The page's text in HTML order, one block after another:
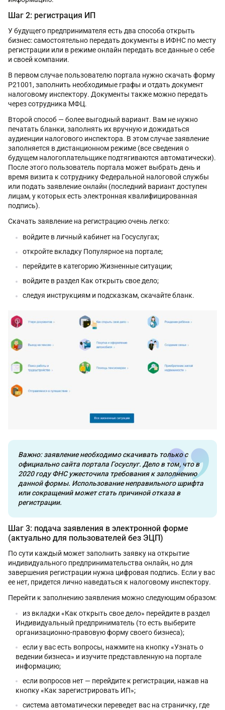
Шаг 2: регистрация ИП
У будущего предпринимателя есть два способа открыть
бизнес: самостоятельно передать документы в ИФНС по месту
регистрации или в режиме онлайн передать все данные о себе
и своей компании.
В первом случае пользователю портала нужно скачать форму
Р21001, заполнить необходимые графы и отдать документ
налоговому инспектору. Документы также можно передать
через сотрудника МФЦ.
Второй способ — более выгодный вариант. Вам не нужно
печатать бланки, заполнять их вручную и дожидаться
аудиенции налогового инспектора. В этом случае заявление
заполняется в дистанционном режиме (все сведения о
будущем налогоплательщике подтягиваются автоматически).
После этого пользователь портала может выбрать день и
время визита к сотруднику Федеральной налоговой службы
или подать заявление онлайн (последний вариант доступен
лицам, у которых есть электронная квалифицированная
подпись).
Скачать заявление на регистрацию очень легко:
войдите в личный кабинет на Госуслугах;
откройте вкладку Популярное на портале;
перейдите в категорию Жизненные ситуации;
войдите в раздел Как открыть свое дело;
следуя инструкциям и подсказкам, скачайте бланк.
Важно: заявление необходимо скачивать только с
официально сайта портала Госуслуг. Дело в том, что в
2020 году ФНС ужесточила требования к заполнению
данной формы. Использование неправильного шрифта
или сокращений может стать причиной отказа в
регистрации.
Шаг 3: подача заявления в электронной форме
(актуально для пользователей без ЭЦП)
По сути каждый может заполнить заявку на открытие
индивидуального предпринимательства онлайн, но для
завершения регистрации нужна цифровая подпись. Если у вас
ее нет, придется лично наведаться к налоговому инспектору.
Перейти к заполнению заявления можно следующим образом:
из вкладки «Как открыть свое дело» перейдите в раздел
Индивидуальный предприниматель (то есть выберите
организационно-правовую форму своего бизнеса);
если у вас есть вопросы, нажмите на кнопку «Узнать о
ведении бизнеса» и изучите представленную на портале
информацию;
если вопросов нет — перейдите к регистрации, нажав на
кнопку «Как зарегистрировать ИП»;
система автоматически переведет вас на страничку, где